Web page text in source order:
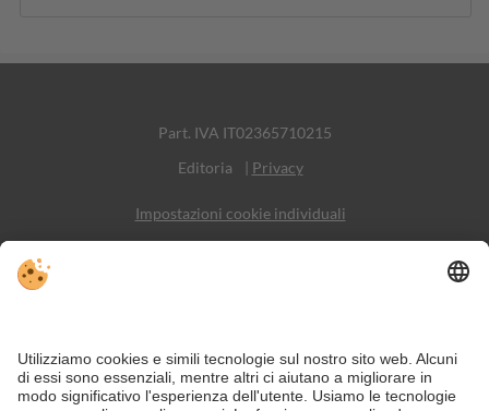
Part. IVA IT02365710215
Editoria
| Privacy
Impostazioni cookie individuali
Social Media